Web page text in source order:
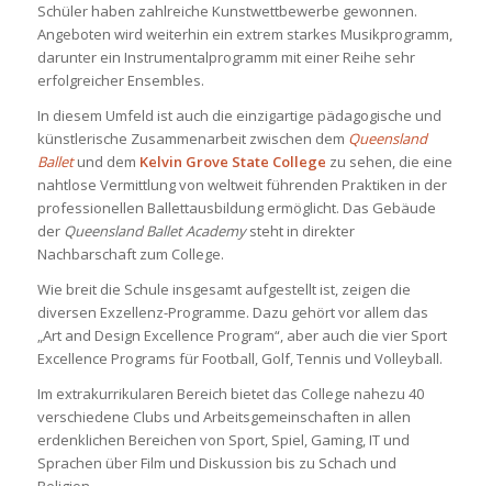
Schüler haben zahlreiche Kunstwettbewerbe gewonnen.
Angeboten wird weiterhin ein extrem starkes Musikprogramm,
darunter ein Instrumentalprogramm mit einer Reihe sehr
erfolgreicher Ensembles.
In diesem Umfeld ist auch die einzigartige pädagogische und
künstlerische Zusammenarbeit zwischen dem Queensland
Balletund dem Kelvin Grove State College zu sehen, die eine
nahtlose Vermittlung von weltweit führenden Praktiken in der
professionellen Ballettausbildung ermöglicht. Das Gebäude
der Queensland Ballet Academysteht in direkter
Nachbarschaft zum College.
Wie breit die Schule insgesamt aufgestellt ist, zeigen die
diversen Exzellenz-Programme. Dazu gehört vor allem das
„Art and Design Excellence Program“, aber auch die vier Sport
Excellence Programs für Football, Golf, Tennis und Volleyball.
Im extrakurrikularen Bereich bietet das College nahezu 40
verschiedene Clubs und Arbeitsgemeinschaften in allen
erdenklichen Bereichen von Sport, Spiel, Gaming, IT und
Sprachen über Film und Diskussion bis zu Schach und